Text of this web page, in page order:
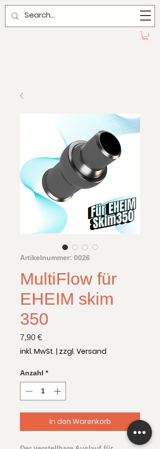
AQUAddicted!
Artikelnummer: 0026
MultiFlow für
EHEIM skim
350
7,90 €Preis
inkl. MwSt. | zzgl. Versand
Anzahl *
In den Warenkorb